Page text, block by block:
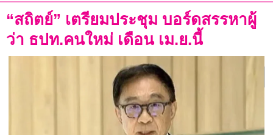
“สถิตย์” เตรียมประชุม บอร์ดสรรหาผู้
ว่า ธปท.คนใหม่ เดือน เม.ย.นี้